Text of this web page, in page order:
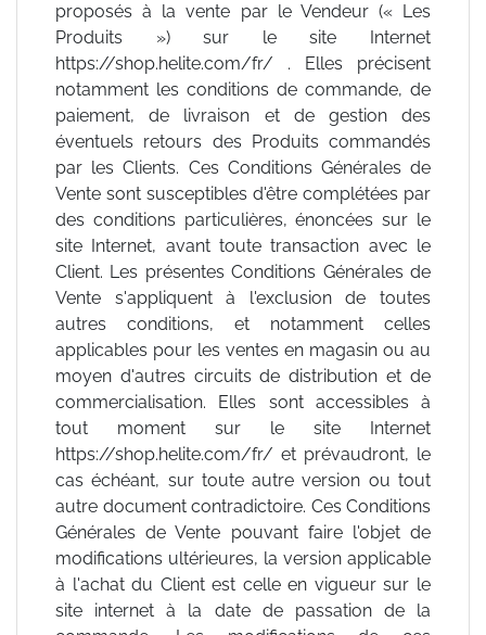
proposés à la vente par le Vendeur (« Les
Produits ») sur le site Internet
https://shop.helite.com/fr/ . Elles précisent
notamment les conditions de commande, de
paiement, de livraison et de gestion des
éventuels retours des Produits commandés
par les Clients. Ces Conditions Générales de
Vente sont susceptibles d'être complétées par
des conditions particulières, énoncées sur le
site Internet, avant toute transaction avec le
Client. Les présentes Conditions Générales de
Vente s'appliquent à l'exclusion de toutes
autres conditions, et notamment celles
applicables pour les ventes en magasin ou au
moyen d'autres circuits de distribution et de
commercialisation. Elles sont accessibles à
tout moment sur le site Internet
https://shop.helite.com/fr/ et prévaudront, le
cas échéant, sur toute autre version ou tout
autre document contradictoire. Ces Conditions
Générales de Vente pouvant faire l'objet de
modifications ultérieures, la version applicable
à l'achat du Client est celle en vigueur sur le
site internet à la date de passation de la